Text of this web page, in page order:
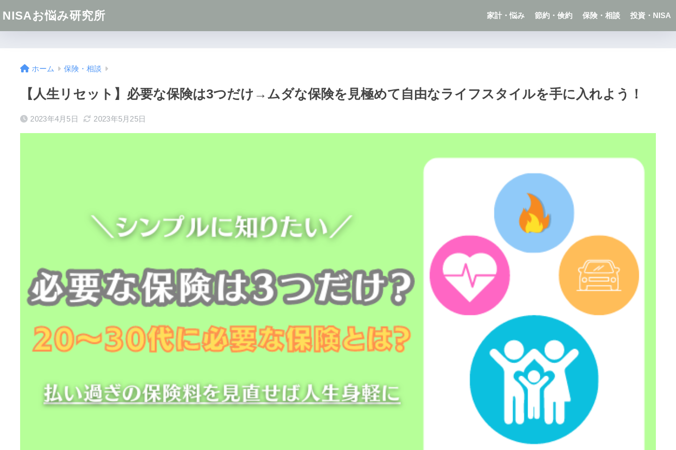
NISAお悩み研究所 家計・悩み 節約・倹約 保険・相談 投資・NISA
ホーム 保険・相談
【人生リセット】必要な保険は3つだけ→ムダな保険を見極めて自由なライフスタイルを手に入れよう！
2023年4月5日 2023年5月25日